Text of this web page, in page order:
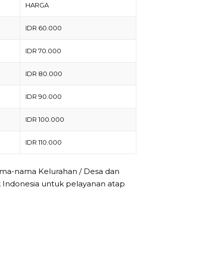
HARGA
IDR 60.000
IDR 70.000
IDR 80.000
IDR 90.000
IDR 100.000
IDR 110.000
nama Kelurahan / Desa dan
untuk pelayanan atap